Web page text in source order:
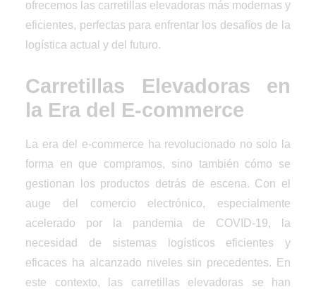
ofrecemos las carretillas elevadoras más modernas y
eficientes, perfectas para enfrentar los desafíos de la
logística actual y del futuro.
Carretillas Elevadoras en
la Era del E-commerce
La era del e-commerce ha revolucionado no solo la
forma en que compramos, sino también cómo se
gestionan los productos detrás de escena. Con el
auge del comercio electrónico, especialmente
acelerado por la pandemia de COVID-19, la
necesidad de sistemas logísticos eficientes y
eficaces ha alcanzado niveles sin precedentes. En
este contexto, las carretillas elevadoras se han